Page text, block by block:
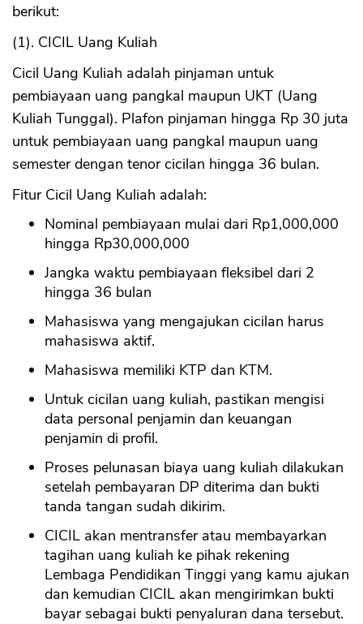
berikut:
(1). CICIL Uang Kuliah
Cicil Uang Kuliah adalah pinjaman untuk
pembiayaan uang pangkal maupun UKT (Uang
Kuliah Tunggal). Plafon pinjaman hingga Rp 30 juta
untuk pembiayaan uang pangkal maupun uang
semester dengan tenor cicilan hingga 36 bulan.
Fitur Cicil Uang Kuliah adalah:
Nominal pembiayaan mulai dari Rp1,000,000
hingga Rp30,000,000
Jangka waktu pembiayaan fleksibel dari 2
hingga 36 bulan
Mahasiswa yang mengajukan cicilan harus
mahasiswa aktif.
Mahasiswa memiliki KTP dan KTM.
Untuk cicilan uang kuliah, pastikan mengisi
data personal penjamin dan keuangan
penjamin di profil.
Proses pelunasan biaya uang kuliah dilakukan
setelah pembayaran DP diterima dan bukti
tanda tangan sudah dikirim.
CICIL akan mentransfer atau membayarkan
tagihan uang kuliah ke pihak rekening
Lembaga Pendidikan Tinggi yang kamu ajukan
dan kemudian CICIL akan mengirimkan bukti
bayar sebagai bukti penyaluran dana tersebut.